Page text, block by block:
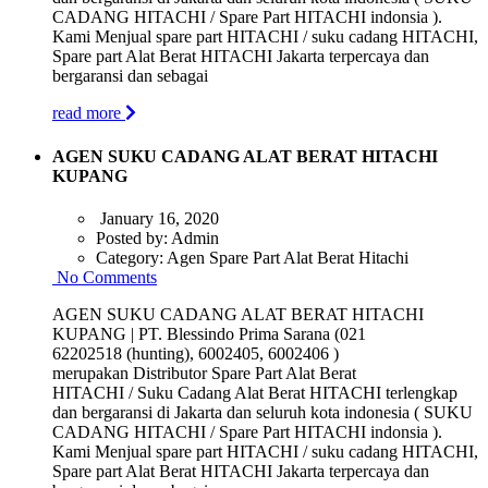
CADANG HITACHI / Spare Part HITACHI indonsia ).
Kami Menjual spare part HITACHI / suku cadang HITACHI,
Spare part Alat Berat HITACHI Jakarta terpercaya dan
bergaransi dan sebagai
read more
AGEN SUKU CADANG ALAT BERAT HITACHI
KUPANG
January 16, 2020
Posted by: Admin
Category: Agen Spare Part Alat Berat Hitachi
No Comments
AGEN SUKU CADANG ALAT BERAT HITACHI
KUPANG | PT. Blessindo Prima Sarana (021
62202518 (hunting), 6002405, 6002406 )
merupakan Distributor Spare Part Alat Berat
HITACHI / Suku Cadang Alat Berat HITACHI terlengkap
dan bergaransi di Jakarta dan seluruh kota indonesia ( SUKU
CADANG HITACHI / Spare Part HITACHI indonsia ).
Kami Menjual spare part HITACHI / suku cadang HITACHI,
Spare part Alat Berat HITACHI Jakarta terpercaya dan